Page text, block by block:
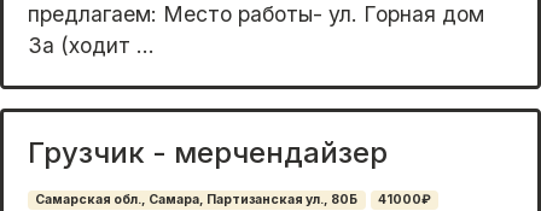
предлагаем: Место работы- ул. Горная дом
3а (ходит ...
Грузчик - мерчендайзер
Самарская обл., Самара, Партизанская ул., 80Б 41000₽